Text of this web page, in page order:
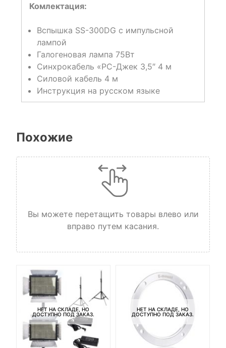
Комлектация:
Вспышка SS-300DG с импульсной
лампой
Галогеновая лампа 75Вт
Синхрокабель «PC-Джек 3,5″ 4 м
Силовой кабель 4 м
Инструкция на русском языке
Похожие
Вы можете перетащить товары влево или
вправо путем касания.
НЕТ НА СКЛАДЕ, НО
ДОСТУПНО ПОД ЗАКАЗ.
НЕТ НА СКЛАДЕ, НО
ДОСТУПНО ПОД ЗАКАЗ.